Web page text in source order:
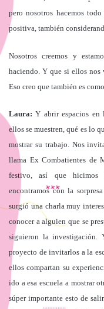
pero nosotros hacemos
positiva, también
Nosotros creemos y
haciendo. Y que si ellos nos
Eso creo que también es
Laura: Y abrir espacios en
ellos se muestren, qué es lo
mostrar su trabajo. Nos
llama Ex Combatientes de
festivo, así que hicimos
encontramos con la
surgió una charla muy
conocer a alguien que se
siguieron la investigación.
proyecto de invitarlos a la
ellos compartan su
ido a esa escuela a mostrar
súper importante esto de